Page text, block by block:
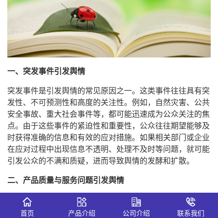
一、突发事件引发舆情
突发事件是引发舆情的常见原因之一。这类事件往往具有突
发性、不可预测性和高度的关注性。例如，自然灾害、公共
安全事故、重大社会事件等，都可能迅速成为公众关注的焦
点。由于这些事件的紧迫性和重要性，公众往往期望能够及
时获得准确的信息和有效的应对措施。如果相关部门或企业
在应对过程中出现信息不透明、处理不及时等问题，就可能
引发公众的不满和质疑，进而导致舆情的发酵和扩散。
二、产品质量与服务问题引发舆情
产品质量和服务水平是企业与消费者之间的重要纽带。当产
品出现质量问题或服务不到位时，消费者往往会通过各种渠
首页 产品介绍 公司介绍 联系我们